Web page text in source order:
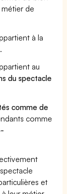
de
à la
.
au
du spectacle
comme de
comme
et